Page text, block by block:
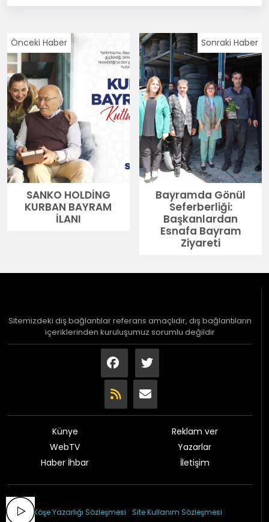
Önceki Haber
SANKO HOLDİNG
KURBAN BAYRAM
İLANI
Sonraki Haber
Bayramda Gönül
Seferberliği:
Başkanlardan
Esnafa Bayram
Ziyareti
Sitemizdeki dış bağlantılar referans amaçlıdır, dış bağlantıların
içeriklerinden kuruluşumuz sorumlu değildir
Künye
WebTV
Haber İhbar
Reklam ver
Yazarlar
İletişim
Köşe Yazarlığı Sözleşmesi
Site Kullanım Sözleşmesi